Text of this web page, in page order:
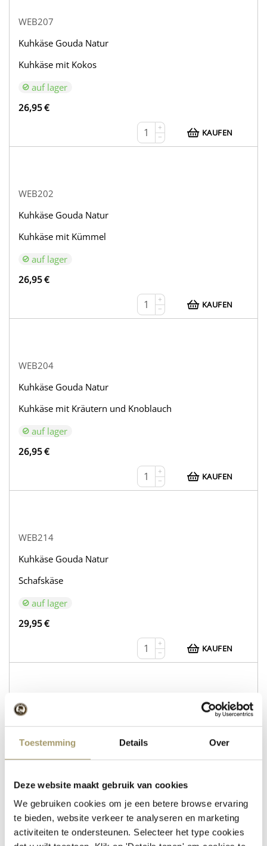
Toestemming Details Over
Deze website maakt gebruik van cookies
We gebruiken cookies om je een betere browse ervaring
te bieden, website verkeer te analyseren en marketing
activiteiten te ondersteunen. Selecteer het type cookies
WEB207
Kuhkäse Gouda Natur
Kuhkäse mit Kokos
auf lager
26,95€
+
−
KAUFEN
WEB202
Kuhkäse Gouda Natur
Kuhkäse mit Kümmel
auf lager
26,95€
+
−
KAUFEN
WEB204
Kuhkäse Gouda Natur
Kuhkäse mit Kräutern und Knoblauch
auf lager
26,95€
+
−
KAUFEN
WEB214
Kuhkäse Gouda Natur
Schafskäse
auf lager
29,95€
+
−
KAUFEN
WEB216
+
−
KAUFEN